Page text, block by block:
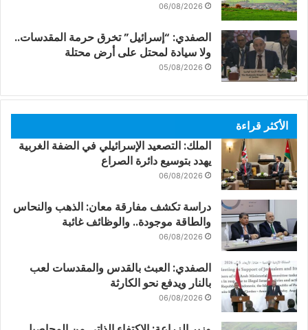
06/08/2026
الصفدي: “إسرائيل” تخرق حرمة المقدسات..
ولا سيادة لمحتل على أرض محتلة
05/08/2026
الأكثر قراءة
الملك: التصعيد الإسرائيلي في الضفة الغربية
يهدد بتوسيع دائرة الصراع
06/08/2026
دراسة تكشف مفارقة معان: الذهب والنحاس
والطاقة موجودة.. والوظائف غائبة
06/08/2026
الصفدي: العبث بالقدس والمقدسات لعب
بالنار ويدفع نحو الكارثة
06/08/2026